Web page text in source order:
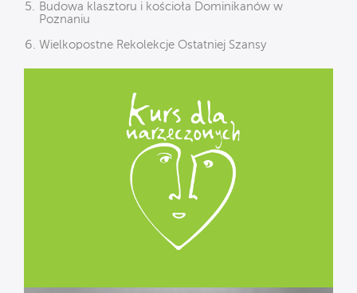
Budowa klasztoru i kościoła Dominikanów w
Poznaniu
Wielkopostne Rekolekcje Ostatniej Szansy